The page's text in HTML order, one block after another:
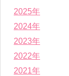
2025年
2024年
2023年
2022年
2021年